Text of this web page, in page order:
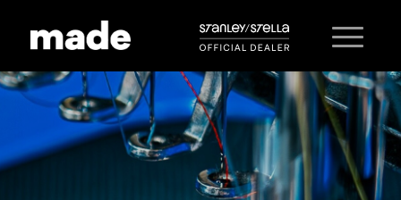
Eventdruck &
Stick: Das